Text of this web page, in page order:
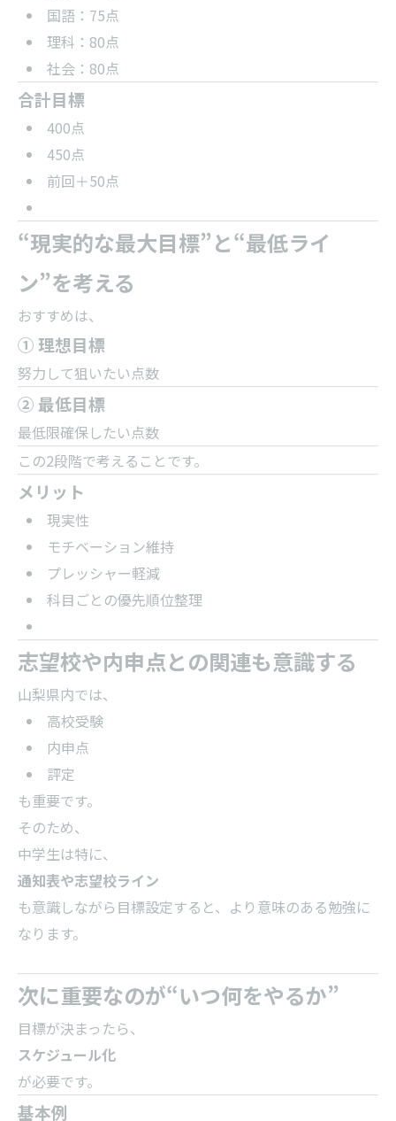
国語：75点
理科：80点
社会：80点
合計目標
400点
450点
前回＋50点
“現実的な最大目標”と“最低ライ
ン”を考える
おすすめは、
① 理想目標
努力して狙いたい点数
② 最低目標
最低限確保したい点数
この2段階で考えることです。
メリット
現実性
モチベーション維持
プレッシャー軽減
科目ごとの優先順位整理
志望校や内申点との関連も意識する
山梨県内では、
高校受験
内申点
評定
も重要です。
そのため、
中学生は特に、
通知表や志望校ライン
も意識しながら目標設定すると、より意味のある勉強に
なります。
次に重要なのが“いつ何をやるか”
目標が決まったら、
スケジュール化
が必要です。
基本例